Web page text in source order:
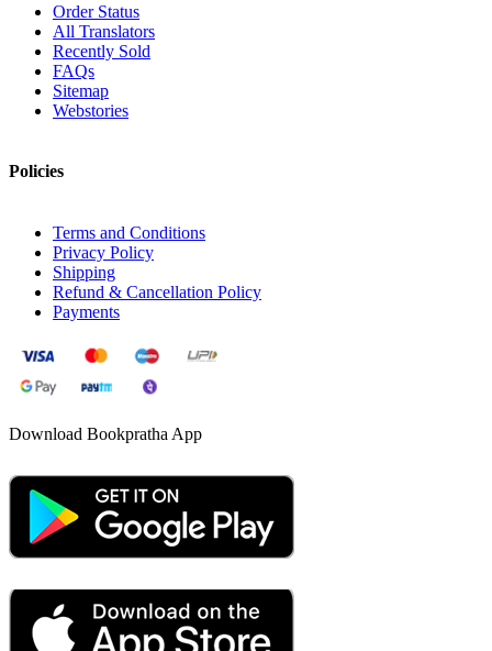
Order Status
All Translators
Recently Sold
FAQs
Sitemap
Webstories
Policies
Terms and Conditions
Privacy Policy
Shipping
Refund & Cancellation Policy
Payments
Download Bookpratha App